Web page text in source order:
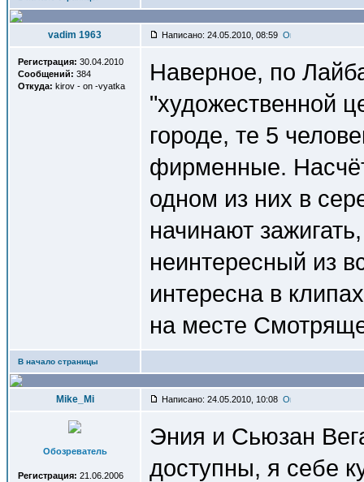
vadim 1963 Написано: 24.05.2010, 08:59
Регистрация: 30.04.2010
Сообщений: 384
Откуда: kirov - on -vyatka
Наверное, по
"художественной
городе, те 5
фирменные.
одном из них в
начинают
неинтересный из
интересна в
на месте
В начало страницы
Mike_Mi Написано: 24.05.2010, 10:08
Обозреватель
Регистрация: 21.06.2006
Эния и Сьюзан
доступны, я себе